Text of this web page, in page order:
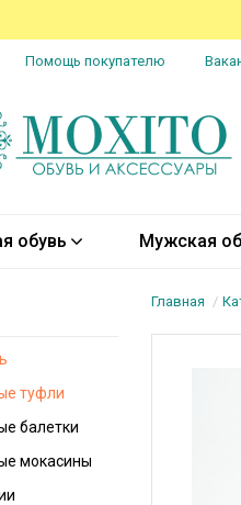
Помощь покупателю
обувь Мужская
Главная
туфли
балетки
мокасины